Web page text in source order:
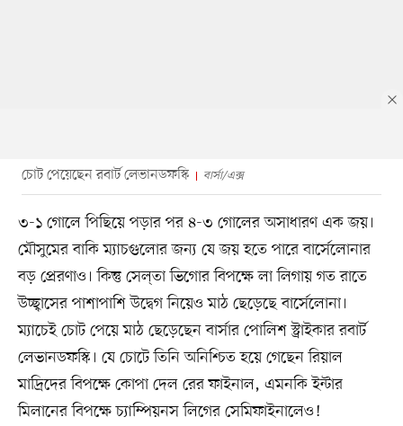
চোট পেয়েছেন রবার্ট লেভানডফস্কি বার্সা/এক্স
৩-১ গোলে পিছিয়ে পড়ার পর ৪-৩ গোলের অসাধারণ এক জয়।
মৌসুমের বাকি ম্যাচগুলোর জন্য যে জয় হতে পারে বার্সেলোনার
বড় প্রেরণাও। কিন্তু সেল্তা ভিগোর বিপক্ষে লা লিগায় গত রাতে
উচ্ছ্বাসের পাশাপাশি উদ্বেগ নিয়েও মাঠ ছেড়েছে বার্সেলোনা।
ম্যাচেই চোট পেয়ে মাঠ ছেড়েছেন বার্সার পোলিশ স্ট্রাইকার রবার্ট
লেভানডফস্কি। যে চোটে তিনি অনিশ্চিত হয়ে গেছেন রিয়াল
মাদ্রিদের বিপক্ষে কোপা দেল রের ফাইনাল, এমনকি ইন্টার
মিলানের বিপক্ষে চ্যাম্পিয়নস লিগের সেমিফাইনালেও!